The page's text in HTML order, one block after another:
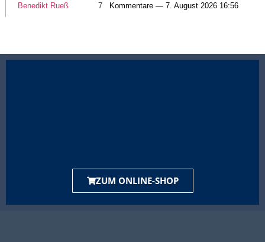
Benedikt Rueß 7 Kommentare — 7. August 2026 16:56
ZUM ONLINE-SHOP